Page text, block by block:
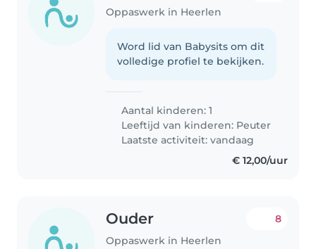
Oppaswerk in Heerlen
Word lid van Babysits om dit
volledige profiel te bekijken.
Aantal kinderen: 1
Leeftijd van kinderen: Peuter
Laatste activiteit: vandaag
€ 12,00/uur
Ouder
Oppaswerk in Heerlen
8